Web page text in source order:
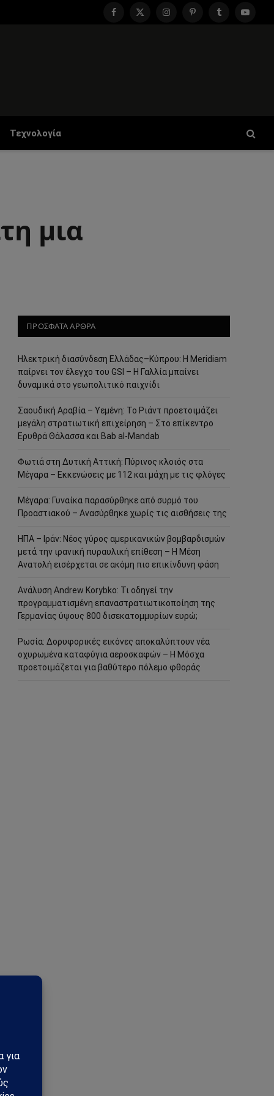
Facebook
X
InstagramPinterestTumblr
Τεχνολογία
μια
ΠΡΟΣΦΑΤΑ ΑΡΘΡΑ
Ηλεκτρική διασύνδεση Ελλάδας–Κύπρου: Η Meridiam
παίρνει τον έλεγχο του GSI – Η Γαλλία μπαίνει
δυναμικά στο γεωπολιτικό παιχνίδι
Σαουδική Αραβία – Υεμένη: Το Ριάντ προετοιμάζει
μεγάλη στρατιωτική επιχείρηση – Στο επίκεντρο
Ερυθρά Θάλασσα και Bab al-Mandab
Φωτιά στη Δυτική Αττική: Πύρινος κλοιός στα
Μέγαρα – Εκκενώσεις με 112 και μάχη με τις φλόγες
Μέγαρα: Γυναίκα παρασύρθηκε από συρμό του
Προαστιακού – Ανασύρθηκε χωρίς τις αισθήσεις της
ΗΠΑ – Ιράν: Νέος γύρος αμερικανικών βομβαρδισμών
μετά την ιρανική πυραυλική επίθεση – Η Μέση
Ανατολή εισέρχεται σε ακόμη πιο επικίνδυνη φάση
Ανάλυση Andrew Korybko: Τι οδηγεί την
προγραμματισμένη επαναστρατιωτικοποίηση της
Γερμανίας ύψους 800 δισεκατομμυρίων ευρώ;
Ρωσία: Δορυφορικές εικόνες αποκαλύπτουν νέα
οχυρωμένα καταφύγια αεροσκαφών – Η Μόσχα
προετοιμάζεται για βαθύτερο πόλεμο φθοράς